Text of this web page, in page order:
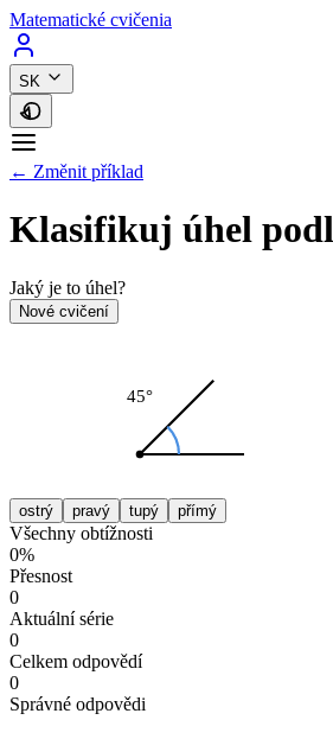
Matematické cvičenia
SK
← Změnit příklad
Klasifikuj úhel
Jaký je to úhel?
Nové cvičení
45°
ostrý pravý tupý přímý
Všechny obtížnosti
0%
Přesnost
0
Aktuální série
0
Celkem odpovědí
0
Správné odpovědi